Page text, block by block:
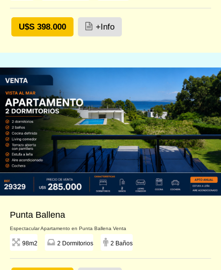
U$S 398.000 +Info
Punta Ballena
Espectacular Apartamento en Punta Ballena Venta
98m2 2 Dormitorios 2 Baños